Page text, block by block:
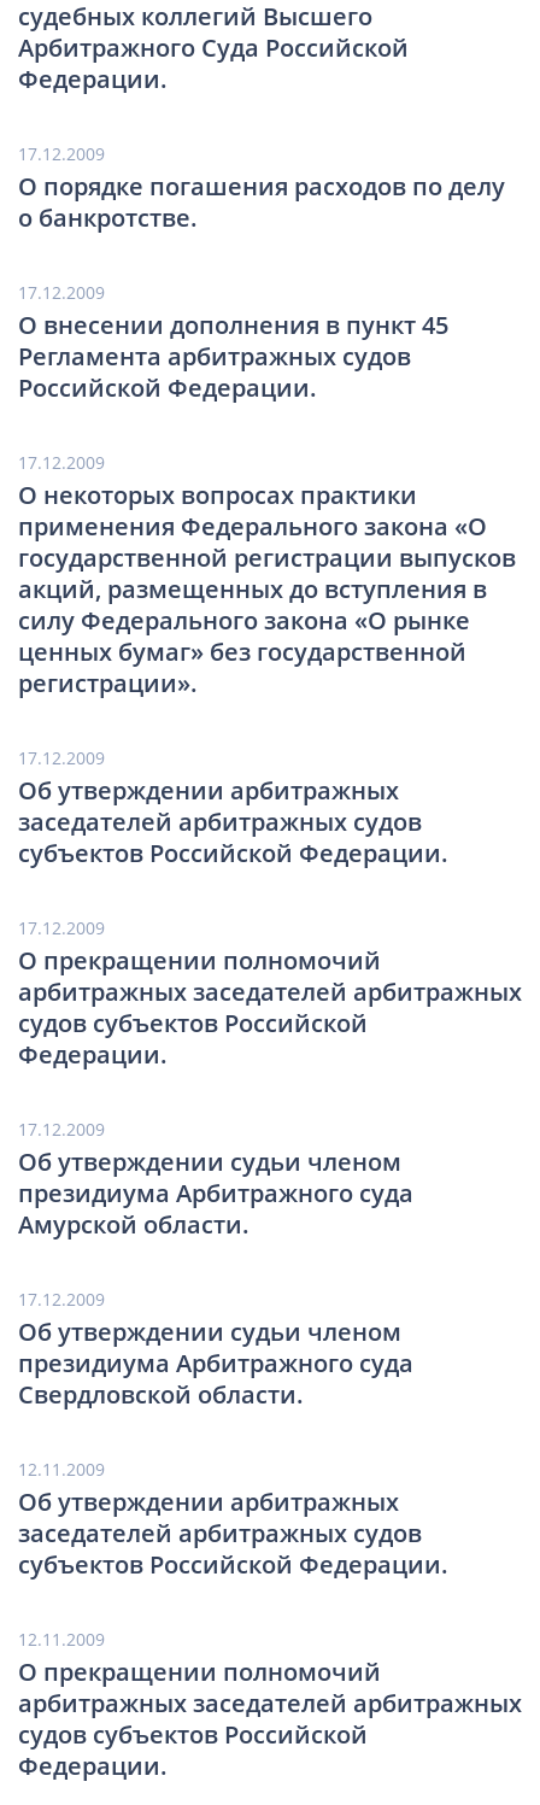
судебных коллегий Высшего
Арбитражного Суда Российской
Федерации.
17.12.2009
О порядке погашения расходов по делу
о банкротстве.
17.12.2009
О внесении дополнения в пункт 45
Регламента арбитражных судов
Российской Федерации.
17.12.2009
О некоторых вопросах практики
применения Федерального закона «О
государственной регистрации выпусков
акций, размещенных до вступления в
силу Федерального закона «О рынке
ценных бумаг» без государственной
регистрации».
17.12.2009
Об утверждении арбитражных
заседателей арбитражных судов
субъектов Российской Федерации.
17.12.2009
О прекращении полномочий
арбитражных заседателей арбитражных
судов субъектов Российской
Федерации.
17.12.2009
Об утверждении судьи членом
президиума Арбитражного суда
Амурской области.
17.12.2009
Об утверждении судьи членом
президиума Арбитражного суда
Свердловской области.
12.11.2009
Об утверждении арбитражных
заседателей арбитражных судов
субъектов Российской Федерации.
12.11.2009
О прекращении полномочий
арбитражных заседателей арбитражных
судов субъектов Российской
Федерации.